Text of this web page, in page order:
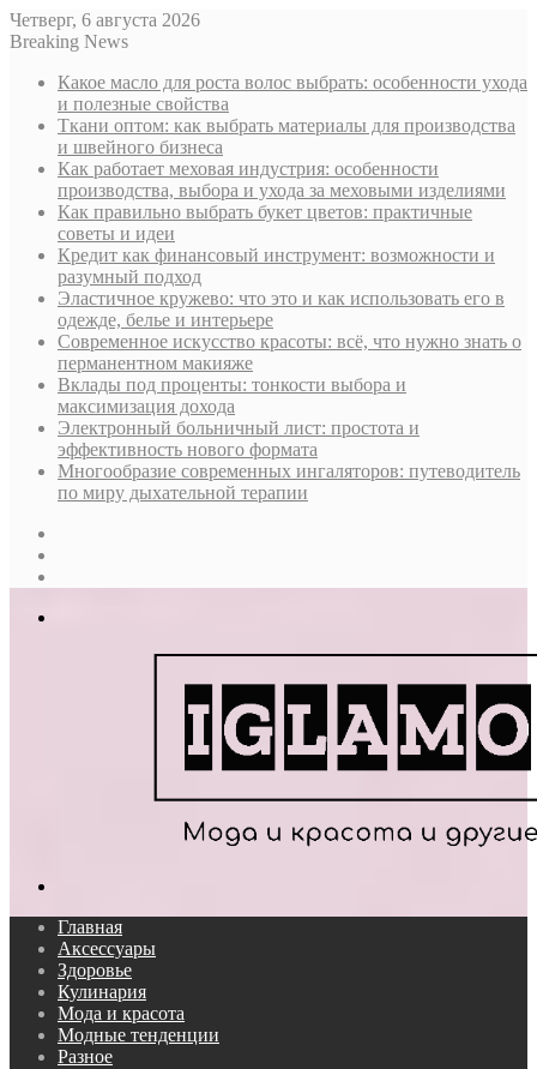
Четверг, 6 августа 2026
Breaking News
Какое масло для роста волос выбрать: особенности ухода
и полезные свойства
Ткани оптом: как выбрать материалы для производства
и швейного бизнеса
Как работает меховая индустрия: особенности
производства, выбора и ухода за меховыми изделиями
Как правильно выбрать букет цветов: практичные
советы и идеи
Кредит как финансовый инструмент: возможности и
разумный подход
Эластичное кружево: что это и как использовать его в
одежде, белье и интерьере
Современное искусство красоты: всё, что нужно знать о
перманентном макияже
Вклады под проценты: тонкости выбора и
максимизация дохода
Электронный больничный лист: простота и
эффективность нового формата
Многообразие современных ингаляторов: путеводитель
по миру дыхательной терапии
Главная
Аксессуары
Здоровье
Кулинария
Мода и красота
Модные тенденции
Разное